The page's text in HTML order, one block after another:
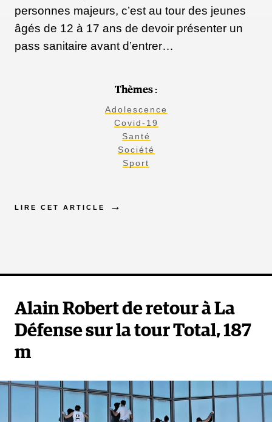
personnes majeurs, c’est au tour des jeunes
âgés de 12 à 17 ans de devoir présenter un
pass sanitaire avant d’entrer…
Thèmes :
Adolescence
Covid-19
Santé
Société
Sport
LIRE CET ARTICLE
Alain Robert de retour à La
Défense sur la tour Total, 187
m